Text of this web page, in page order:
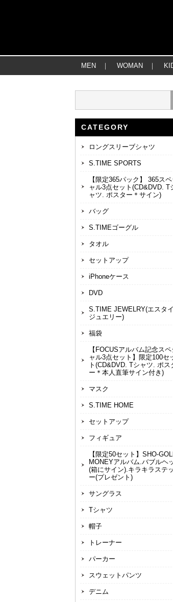
MEN ｜ WOMAN ｜
CATEGORY
ロングスリーブシャツ
S.TIME SPORTS
【限定365パック】 365ス
ャル3点セット(CD&DVD. T
ャツ. ポスター＊サイン)
バッグ
S.TIMEゴーグル
タオル
セットアップ
iPhoneケース
DVD
S.TIME JEWELRY(エスタ
ジュエリー)
福袋
【FOCUSアルバム記念スペ
ャル3点セット】限定100セ
ト(CD&DVD. Tシャツ. ポス
ー＊本人直筆サイン付き)
マスク
S.TIME HOME
セットアップ
フィギュア
【限定50セット】SHO-
MONEYアルバム.バブルヘ
(箱にサイン).キラキラステ
ー(プレゼント)
サングラス
Tシャツ
帽子
トレーナー
パーカー
スウェットパンツ
デニム